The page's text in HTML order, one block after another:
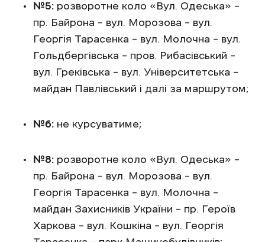
№5: розворотне коло «Вул. Одеська» –
пр. Байрона – вул. Морозова – вул.
Георгія Тарасенка – вул. Молочна – вул.
Гольдбергівська – пров. Рибасівський –
вул. Греківська – вул. Університетська –
майдан Павлівський і далі за маршрутом;
№6: не курсуватиме;
№8: розворотне коло «Вул. Одеська» –
пр. Байрона – вул. Морозова – вул.
Георгія Тарасенка – вул. Молочна –
майдан Захисників України – пр. Героїв
Харкова – вул. Кошкіна – вул. Георгія